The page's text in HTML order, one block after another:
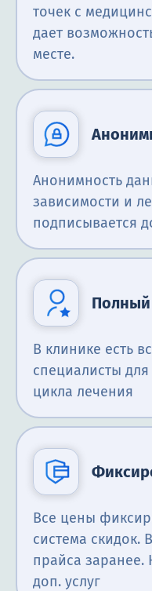
точек с
дает
месте.
Анонимность
зависимости и
подписывается
Полный
В клинике есть
специалисты
цикла лечения
Все цены
система скидок.
прайса заранее.
доп. услуг